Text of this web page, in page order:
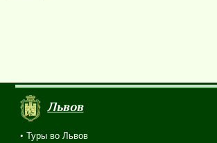
Львов
• Туры во Львов